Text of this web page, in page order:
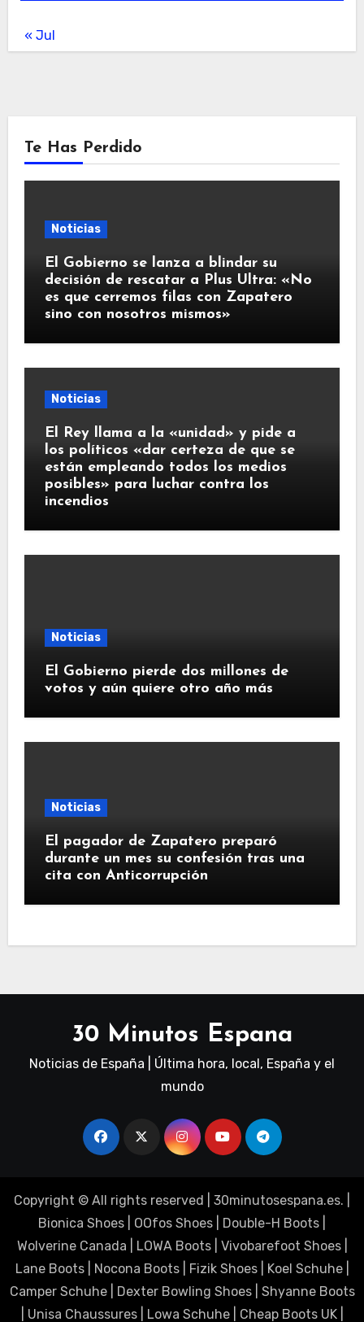
« Jul
Te Has Perdido
Noticias
El Gobierno se lanza a blindar su
decisión de rescatar a Plus Ultra: «No
es que cerremos filas con Zapatero
sino con nosotros mismos»
Noticias
El Rey llama a la «unidad» y pide a
los políticos «dar certeza de que se
están empleando todos los medios
posibles» para luchar contra los
incendios
Noticias
El Gobierno pierde dos millones de
votos y aún quiere otro año más
Noticias
El pagador de Zapatero preparó
durante un mes su confesión tras una
cita con Anticorrupción
30 Minutos Espana
Noticias de España | Última hora, local, España y el
mundo
Copyright © All rights reserved 30minutosespana.es. |
Bionica Shoes
OOfos Shoes Double-H Boots
Wolverine Canada
LOWA Boots| Vivobarefoot Shoes|
Lane Boots| Nocona Boots| Fizik Shoes| Koel Schuhe|
Camper Schuhe| Dexter Bowling Shoes| Shyanne Boots
Unisa Chaussures| Lowa Schuhe| Cheap Boots UK